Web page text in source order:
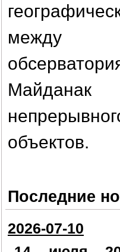
между
объектов.
Последние
2026-07-10